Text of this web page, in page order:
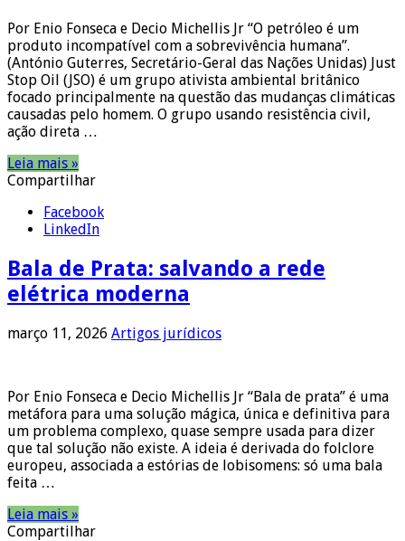
Por Enio Fonseca e Decio Michellis Jr “O petróleo é um
produto incompatível com a sobrevivência humana”.
(António Guterres, Secretário-Geral das Nações Unidas) Just
Stop Oil (JSO) é um grupo ativista ambiental britânico
focado principalmente na questão das mudanças climáticas
causadas pelo homem. O grupo usando resistência civil,
ação direta …
Leia mais »
Compartilhar
Facebook
LinkedIn
Bala de Prata: salvando a rede
elétrica moderna
março 11, 2026 Artigos jurídicos
Por Enio Fonseca e Decio Michellis Jr “Bala de prata” é uma
metáfora para uma solução mágica, única e definitiva para
um problema complexo, quase sempre usada para dizer
que tal solução não existe. A ideia é derivada do folclore
europeu, associada a estórias de lobisomens: só uma bala
feita …
Leia mais »
Compartilhar